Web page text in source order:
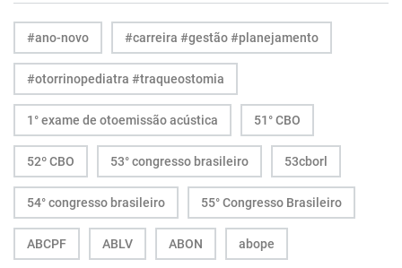
#ano-novo #carreira #gestão #planejamento
#otorrinopediatra #traqueostomia
1° exame de otoemissão acústica 51° CBO
52º CBO 53° congresso brasileiro 53cborl
54° congresso brasileiro 55° Congresso Brasileiro
ABCPF ABLV ABON abope